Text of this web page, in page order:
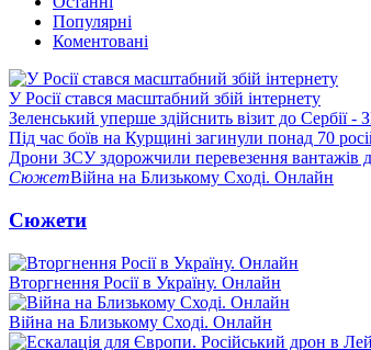
Популярні
Коментовані
У Росії стався масштабний збій інтернету
Зеленський уперше здійснить візит до Сербії -
Під час боїв на Курщині загинули понад 70
Дрони ЗСУ здорожчили перевезення вантажів
СюжетВійна на Близькому Сході. Онлайн
Сюжети
Вторгнення Росії в Україну. Онлайн
Війна на Близькому Сході. Онлайн